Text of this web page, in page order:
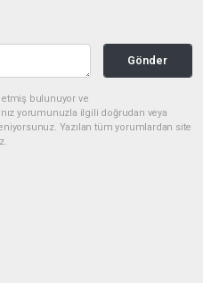
Gönder
etmiş bulunuyor ve
yorumunuzla ilgili doğrudan veya
Yazılan tüm yorumlardan site